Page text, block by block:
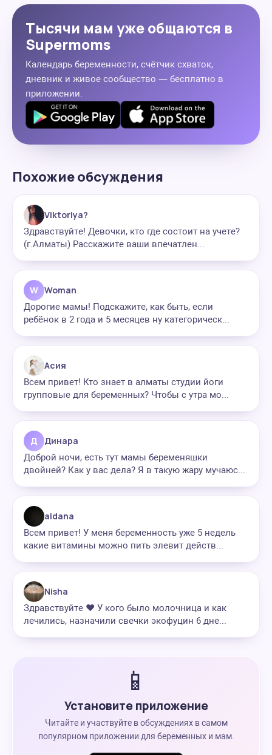
Тысячи мам уже общаются в
Supermoms
Календарь беременности, счётчик схваток,
дневник и живое сообщество — бесплатно в
приложении.
Похожие обсуждения
Viktoriya?
Здравствуйте! Девочки, кто где состоит на учете?
(г.Алматы) Расскажите ваши впечатлен...
W Woman
Дорогие мамы! Подскажите, как быть, если
ребёнок в 2 года и 5 месяцев ну категорическ...
Асия
Всем привет! Кто знает в алматы студии йоги
групповые для беременных? Чтобы с утра мо...
Д Динара
Доброй ночи, есть тут мамы беременяшки
двойней? Как у вас дела? Я в такую жару мучаюс...
aidana
Всем привет! У меня беременность уже 5 недель
какие витамины можно пить элевит действ...
Nisha
Здравствуйте ❤️ У кого было молочница и как
лечились, назначили свечки экофуцин 6 дне...
📱
Установите приложение
Читайте и участвуйте в обсуждениях в самом
популярном приложении для беременных и мам.